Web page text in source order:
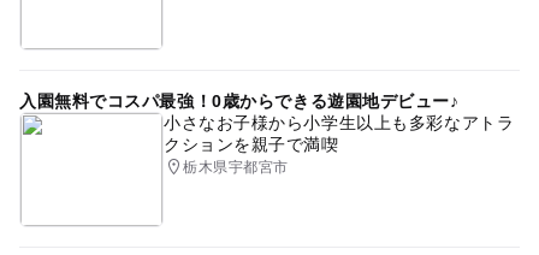
入園無料でコスパ最強！0歳からできる遊園地デビュー♪
小さなお子様から小学生以上も多彩なアトラ
クションを親子で満喫
栃木県宇都宮市